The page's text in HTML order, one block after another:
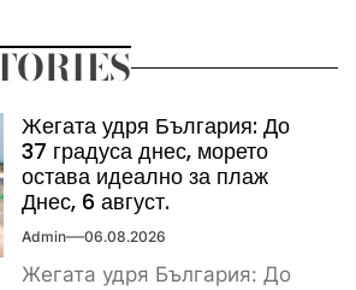
Жегата удря България: До
37 градуса днес, морето
остава идеално за плаж
Днес, 6 август.
Admin 06.08.2026
Жегата удря България: До